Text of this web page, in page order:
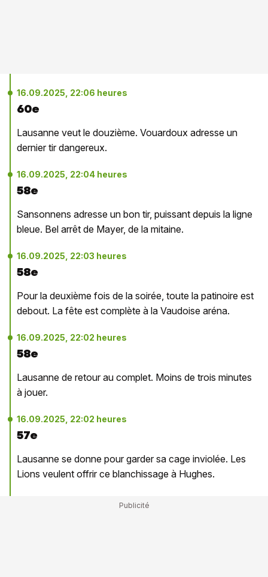
16.09.2025, 22:06 heures
60e
Lausanne veut le douzième. Vouardoux adresse un
dernier tir dangereux.
16.09.2025, 22:04 heures
58e
Sansonnens adresse un bon tir, puissant depuis la ligne
bleue. Bel arrêt de Mayer, de la mitaine.
16.09.2025, 22:03 heures
58e
Pour la deuxième fois de la soirée, toute la patinoire est
debout. La fête est complète à la Vaudoise aréna.
16.09.2025, 22:02 heures
58e
Lausanne de retour au complet. Moins de trois minutes
à jouer.
16.09.2025, 22:02 heures
57e
Lausanne se donne pour garder sa cage inviolée. Les
Lions veulent offrir ce blanchissage à Hughes.